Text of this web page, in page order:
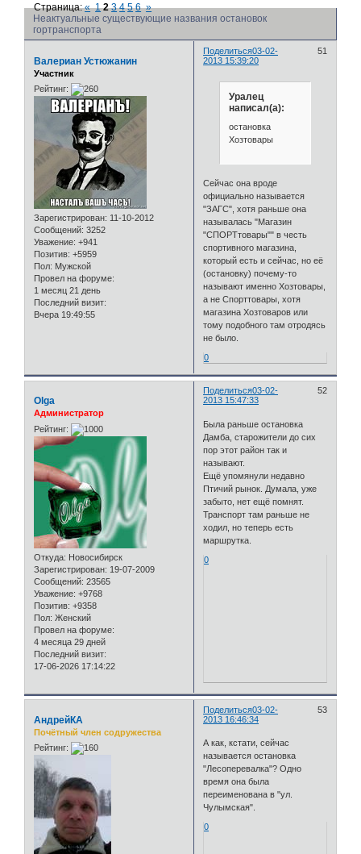
Неактуальные существующие названия остановок
гортранспорта
Страница:« 1 2 3 4 5 6 »
Поделиться 51
03-02-
2013 15:39:20
Валериан Устюжанин
Участник
Рейтинг:
Зарегистрирован: 11-10-2012
Сообщений: 3252
Уважение: +941
Позитив: +5959
Пол: Мужской
Провел на форуме:
1 месяц 21 день
Последний визит:
Вчера 19:49:55
Уралец
написал(а):
остановка
Хозтовары
Сейчас она вроде
официально называется
"ЗАГС", хотя раньше она
называлась "Магазин
"СПОРТтовары"" в честь
спортивного магазина,
который есть и сейчас, но её
(остановку) почему-то
называют именно Хозтовары,
а не Спорттовары, хотя
магазина Хозтоваров или
тому подобного там отродясь
не было.
0
Поделиться 52
03-02-
2013 15:47:33
Olga
Администратор
Рейтинг:
Откуда: Новосибирск
Зарегистрирован: 19-07-2009
Сообщений: 23565
Уважение: +9768
Позитив: +9358
Пол: Женский
Провел на форуме:
4 месяца 29 дней
Последний визит:
17-06-2026 17:14:22
Была раньше остановка
Дамба, старожители до сих
пор этот район так и
называют.
Ещё упомянули недавно
Птичий рынок. Думала, уже
забыто, нет ещё помнят.
Транспорт там раньше не
ходил, но теперь есть
маршрутка.
0
Поделиться 53
03-02-
2013 16:46:34
АндрейКА
Почётный член содружества
Рейтинг:
А как, кстати, сейчас
называется остановка
"Лесоперевалка"? Одно
время она была
переименована в "ул.
Чулымская".
0